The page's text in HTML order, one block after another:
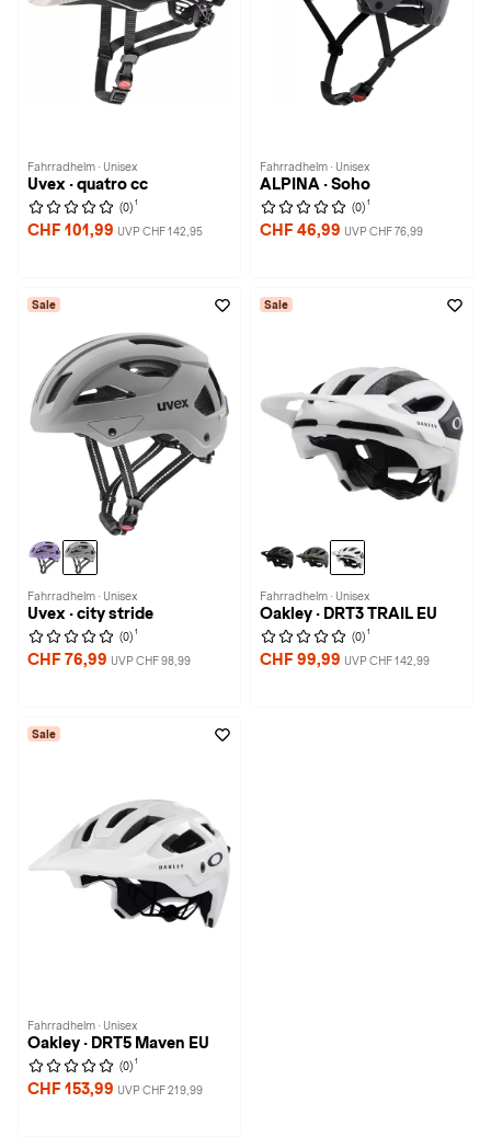
Fahrradhelm · Unisex
Uvex · quatro cc
(0) 1
CHF 101,99 UVP CHF 142,95
Fahrradhelm · Unisex
ALPINA · Soho
(0) 1
CHF 46,99 UVP CHF 76,99
Sale
Fahrradhelm · Unisex
Uvex · city stride
(0) 1
CHF 76,99 UVP CHF 98,99
Sale
Fahrradhelm · Unisex
Oakley · DRT3 TRAIL EU
(0) 1
CHF 99,99 UVP CHF 142,99
Sale
Fahrradhelm · Unisex
Oakley · DRT5 Maven EU
(0) 1
CHF 153,99 UVP CHF 219,99